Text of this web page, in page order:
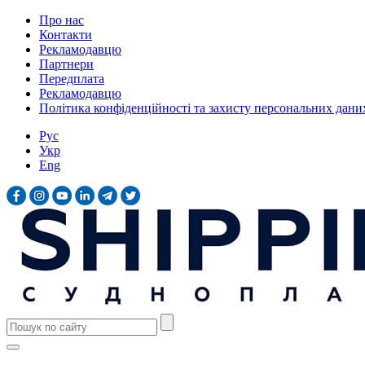
Про нас
Контакти
Рекламодавцю
Партнери
Передплата
Рекламодавцю
Політика конфіденційності та захисту персональних
Рус
Укр
Eng